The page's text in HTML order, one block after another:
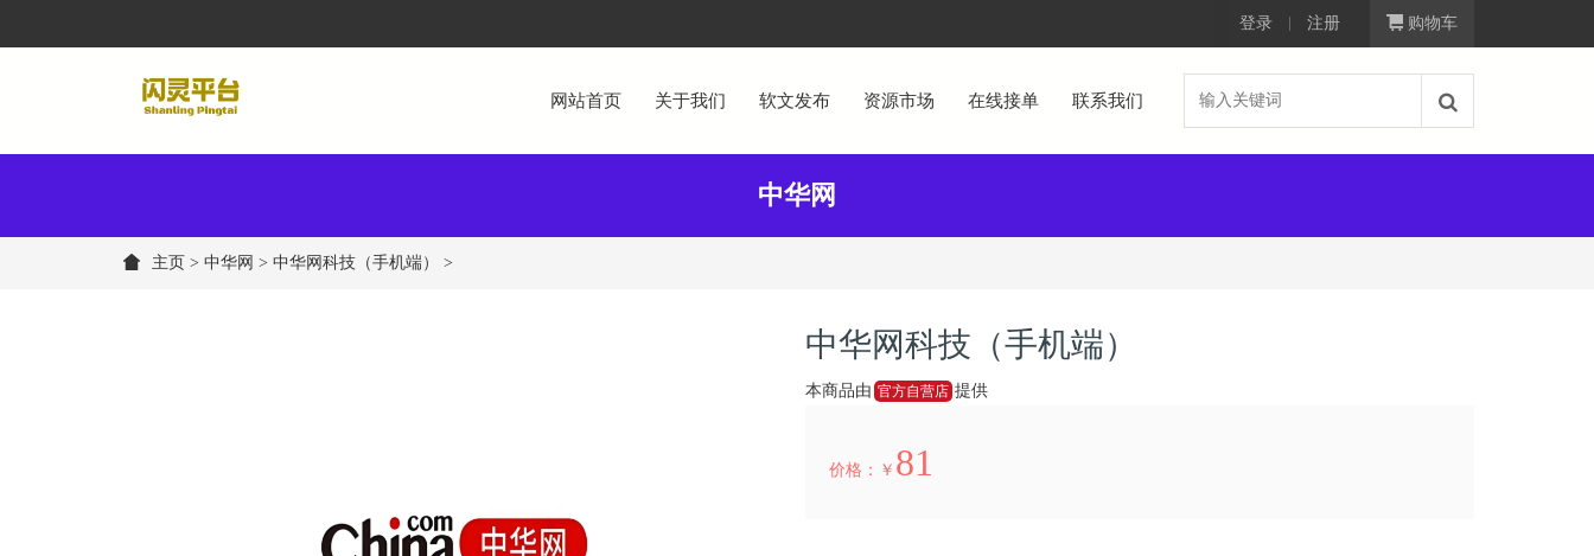
登录 注册 购物车
网站首页 关于我们 软文发布 资源市场 在线接单 联系我们
中华网
主页 > 中华网 > 中华网科技（手机端） >
中华网科技（手机端）
本商品由 官方自营店 提供
价格：￥ 81